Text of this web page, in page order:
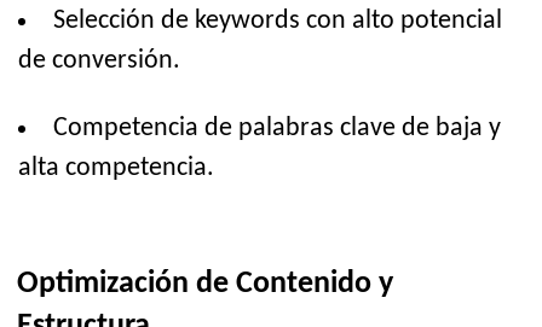
Selección de keywords con alto potencial
de conversión.
Competencia de palabras clave de baja y
alta competencia.
Optimización de Contenido y